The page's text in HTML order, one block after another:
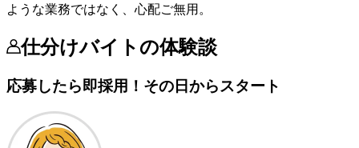
ような業務ではなく、心配ご無用。
仕分けバイトの体験談
応募したら即採用！その日からスタート